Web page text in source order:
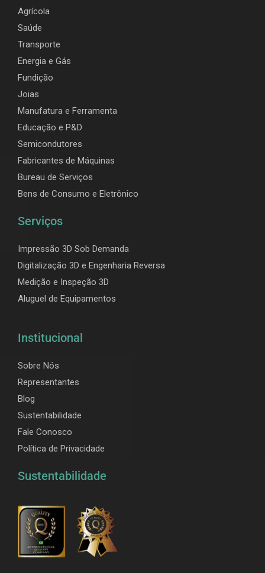
Agrícola
Saúde
Transporte
Energia e Gás
Fundição
Joias
Manufatura e Ferramenta
Educação e P&D
Semicondutores
Fabricantes de Máquinas
Bureau de Serviços
Bens de Consumo e Eletrônico
Serviços
Impressão 3D Sob Demanda
Digitalização 3D e Engenharia Reversa
Medição e Inspeção 3D
Aluguel de Equipamentos
Institucional
Sobre Nós
Representantes
Blog
Sustentabilidade
Fale Conosco
Política de Privacidade
Sustentabilidade